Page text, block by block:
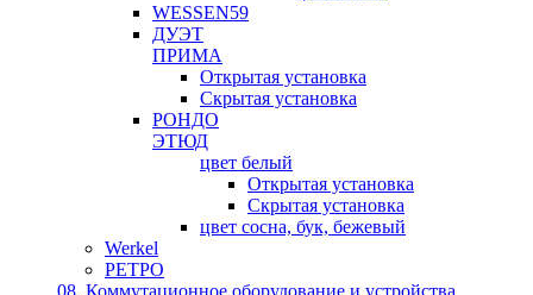
WESSEN59
ДУЭТ
ПРИМА
Открытая установка
Скрытая установка
РОНДО
ЭТЮД
цвет белый
Открытая установка
Скрытая установка
цвет сосна, бук, бежевый
Werkel
РЕТРО
08. Коммутационное оборудование и устройства